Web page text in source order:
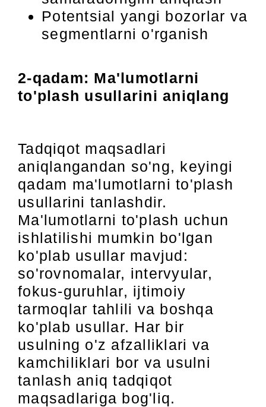
Potentsial yangi bozorlar va
segmentlarni o'rganish
2-qadam: Ma'lumotlarni
to'plash usullarini aniqlang
Tadqiqot maqsadlari
aniqlangandan so'ng, keyingi
qadam ma'lumotlarni to'plash
usullarini tanlashdir.
Ma'lumotlarni to'plash uchun
ishlatilishi mumkin bo'lgan
ko'plab usullar mavjud:
so'rovnomalar, intervyular,
fokus-guruhlar, ijtimoiy
tarmoqlar tahlili va boshqa
ko'plab usullar. Har bir
usulning o'z afzalliklari va
kamchiliklari bor va usulni
tanlash aniq tadqiqot
maqsadlariga bog'liq.